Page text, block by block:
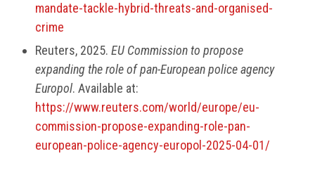
mandate-tackle-hybrid-threats-and-organised-
crime
Reuters, 2025. EU Commission to propose
expanding the role of pan-European police agency
Europol. Available at:
https://www.reuters.com/world/europe/eu-
commission-propose-expanding-role-pan-
european-police-agency-europol-2025-04-01/